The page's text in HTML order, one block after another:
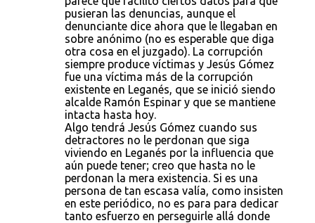
pusieran las denuncias, aunque el
denunciante dice ahora que le llegaban en
sobre anónimo (no es esperable que diga
otra cosa en el juzgado). La corrupción
siempre produce víctimas y Jesús Gómez
fue una víctima más de la corrupción
existente en Leganés, que se inició siendo
alcalde Ramón Espinar y que se mantiene
intacta hasta hoy.
Algo tendrá Jesús Gómez cuando sus
detractores no le perdonan que siga
viviendo en Leganés por la influencia que
aún puede tener; creo que hasta no le
perdonan la mera existencia. Si es una
persona de tan escasa valía, como insisten
en este periódico, no es para para dedicar
tanto esfuerzo en perseguirle allá donde